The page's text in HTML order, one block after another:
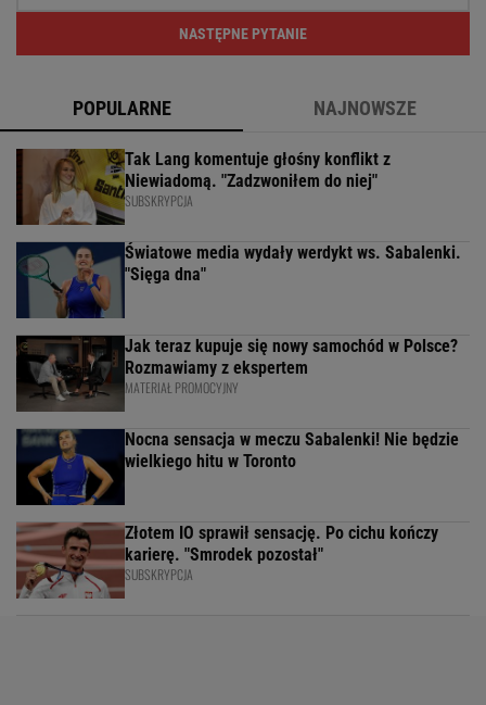
NASTĘPNE PYTANIE
POPULARNE NAJNOWSZE
Tak Lang komentuje głośny konflikt z
Niewiadomą. "Zadzwoniłem do niej"
SUBSKRYPCJA
Światowe media wydały werdykt ws. Sabalenki.
"Sięga dna"
Jak teraz kupuje się nowy samochód w Polsce?
Rozmawiamy z ekspertem
MATERIAŁ PROMOCYJNY
Nocna sensacja w meczu Sabalenki! Nie będzie
wielkiego hitu w Toronto
Złotem IO sprawił sensację. Po cichu kończy
karierę. "Smrodek pozostał"
SUBSKRYPCJA